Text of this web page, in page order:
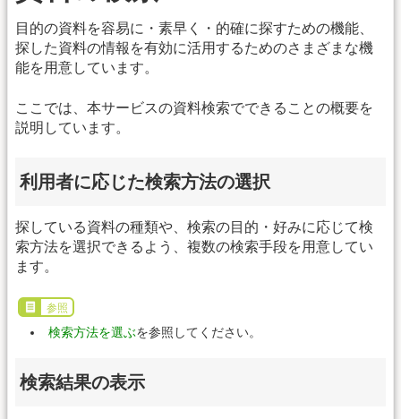
目的の資料を容易に・素早く・的確に探すための機能、
探した資料の情報を有効に活用するためのさまざまな機
能を用意しています。
ここでは、本サービスの資料検索でできることの概要を
説明しています。
利用者に応じた検索方法の選択
探している資料の種類や、検索の目的・好みに応じて検
索方法を選択できるよう、複数の検索手段を用意してい
ます。
参照
検索方法を選ぶを参照してください。
検索結果の表示